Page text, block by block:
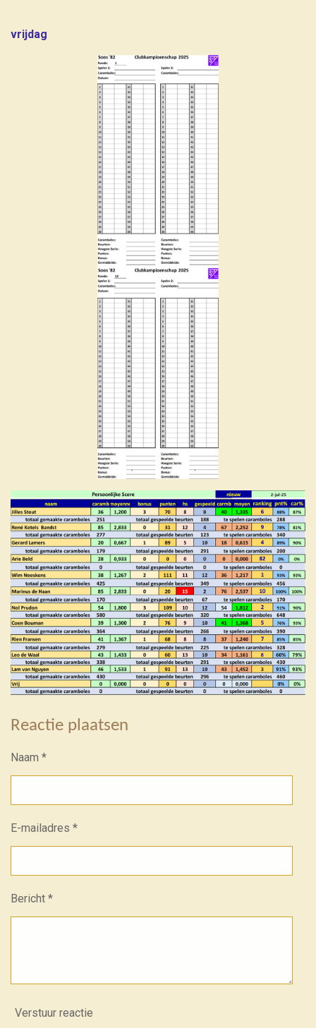
vrijdag
Reactie plaatsen
Naam *
E-mailadres *
Bericht *
Verstuur reactie